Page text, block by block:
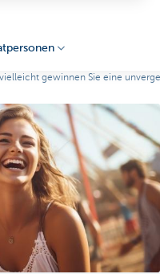
gewinnen Sie eine